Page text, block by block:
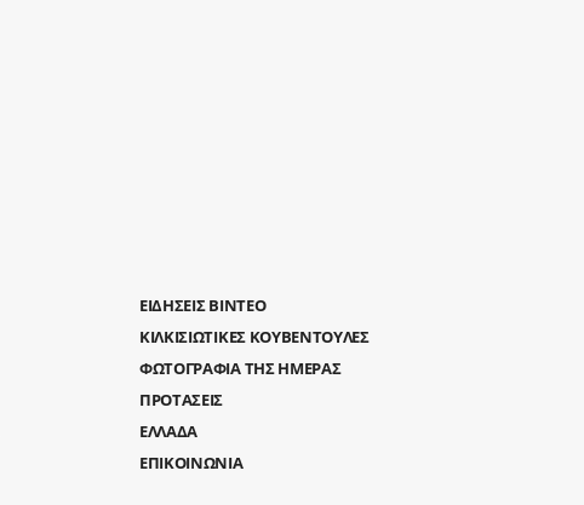
ΕΙΔΗΣΕΙΣ ΒΙΝΤΕΟ
ΚΙΛΚΙΣΙΩΤΙΚΕΣ ΚΟΥΒΕΝΤΟΥΛΕΣ
ΦΩΤΟΓΡΑΦΙΑ ΤΗΣ ΗΜΕΡΑΣ
ΠΡΟΤΑΣΕΙΣ
ΕΛΛΑΔΑ
ΕΠΙΚΟΙΝΩΝΙΑ